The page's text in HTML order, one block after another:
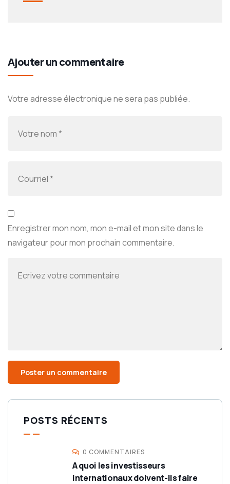
Ajouter un commentaire
Votre adresse électronique ne sera pas publiée.
Enregistrer mon nom, mon e-mail et mon site dans le
navigateur pour mon prochain commentaire.
POSTS RÉCENTS
0 COMMENTAIRES
A quoi les investisseurs
internationaux doivent-ils faire